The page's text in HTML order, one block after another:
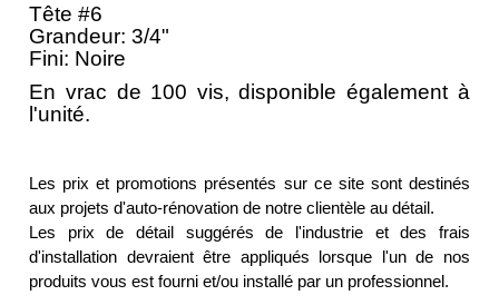
Tête #6
Grandeur: 3/4"
Fini: Noire
En vrac de 100 vis, disponible également à
l'unité.
Les prix et promotions présentés sur ce site sont destinés
aux projets d'auto-rénovation de notre clientèle au détail.
Les prix de détail suggérés de l'industrie et des frais
d'installation devraient être appliqués lorsque l'un de nos
produits vous est fourni et/ou installé par un professionnel.